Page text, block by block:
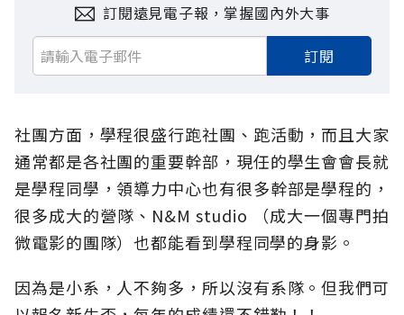
訂閱遠見電子報，掌握國內外大事
訂閱
社團方面，學程很盛行跑社團、跑活動，而且大家
通常都是各社團的重要幹部，現任的學生會會長就
是學程同學，領導力中心也有很多幹部是學程的，
很多成大的營隊、N&M studio （成大一個專門拍
微電影的團隊）也都能看到學程同學的身影。
因為是小系，人不夠多，所以沒有系隊。但我們可